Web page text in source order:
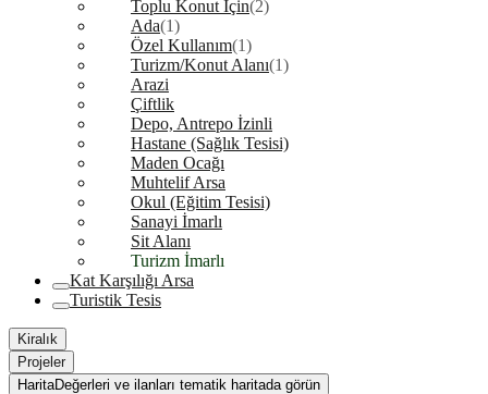
Toplu Konut İçin(2)
Ada(1)
Özel Kullanım(1)
Turizm/Konut Alanı(1)
Arazi
Çiftlik
Depo, Antrepo İzinli
Hastane (Sağlık Tesisi)
Maden Ocağı
Muhtelif Arsa
Okul (Eğitim Tesisi)
Sanayi İmarlı
Sit Alanı
Turizm İmarlı
Kat Karşılığı Arsa
Turistik Tesis
Kiralık
Projeler
HaritaDeğerleri ve ilanları tematik haritada görün